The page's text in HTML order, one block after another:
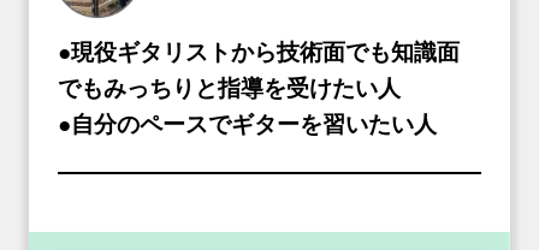
●現役ギタリストから技術面でも知識面
でもみっちりと指導を受けたい人
●自分のペースでギターを習いたい人